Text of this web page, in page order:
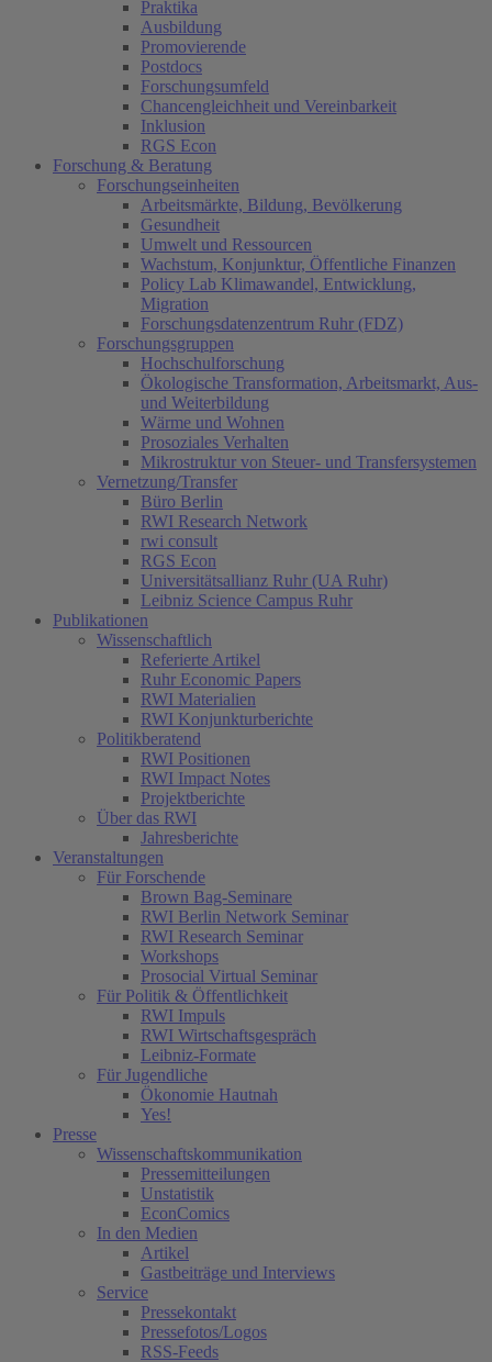
Praktika
Ausbildung
Promovierende
Postdocs
Forschungsumfeld
Chancengleichheit und Vereinbarkeit
Inklusion
RGS Econ
Forschung & Beratung
Forschungseinheiten
Arbeitsmärkte, Bildung, Bevölkerung
Gesundheit
Umwelt und Ressourcen
Wachstum, Konjunktur, Öffentliche Finanzen
Policy Lab Klimawandel, Entwicklung,
Migration
Forschungsdatenzentrum Ruhr (FDZ)
Forschungsgruppen
Hochschulforschung
Ökologische Transformation, Arbeitsmarkt, Aus-
und Weiterbildung
Wärme und Wohnen
Prosoziales Verhalten
Mikrostruktur von Steuer- und Transfersystemen
Vernetzung/Transfer
Büro Berlin
RWI Research Network
rwi consult
RGS Econ
Universitätsallianz Ruhr (UA Ruhr)
Leibniz Science Campus Ruhr
Publikationen
Wissenschaftlich
Referierte Artikel
Ruhr Economic Papers
RWI Materialien
RWI Konjunkturberichte
Politikberatend
RWI Positionen
RWI Impact Notes
Projektberichte
Über das RWI
Jahresberichte
Veranstaltungen
Für Forschende
Brown Bag-Seminare
RWI Berlin Network Seminar
RWI Research Seminar
Workshops
Prosocial Virtual Seminar
Für Politik & Öffentlichkeit
RWI Impuls
RWI Wirtschaftsgespräch
Leibniz-Formate
Für Jugendliche
Ökonomie Hautnah
Yes!
Presse
Wissenschaftskommunikation
Pressemitteilungen
Unstatistik
EconComics
In den Medien
Artikel
Gastbeiträge und Interviews
Service
Pressekontakt
Pressefotos/Logos
RSS-Feeds